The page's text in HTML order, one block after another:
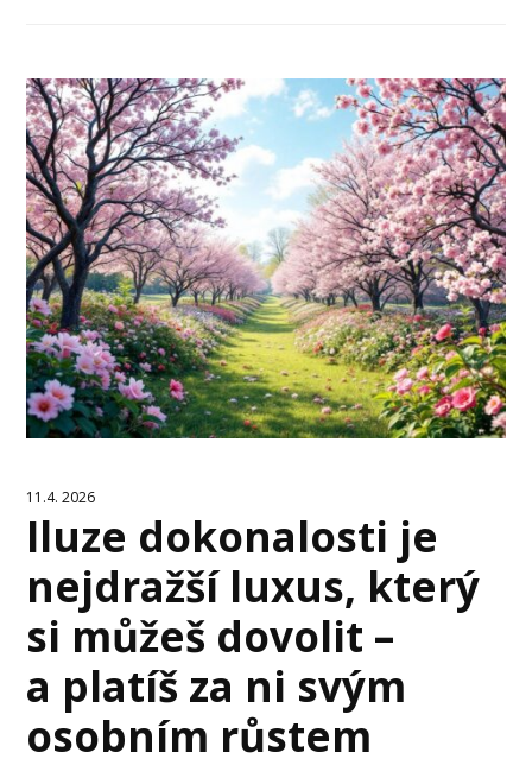
11.4. 2026
Iluze dokonalosti je
nejdražší luxus, který
si můžeš dovolit –
a platíš za ni svým
osobním růstem